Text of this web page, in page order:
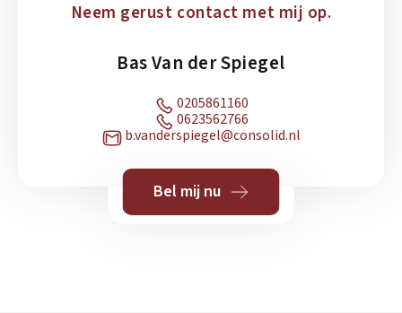
Neem gerust contact met mij op.
Bas Van der Spiegel
0205861160
0623562766
b.vanderspiegel@consolid.nl
Bel mij nu